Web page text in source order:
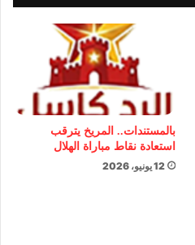
بالمستندات.. المريخ يترقب
استعادة نقاط مباراة الهلال
12 يونيو، 2026